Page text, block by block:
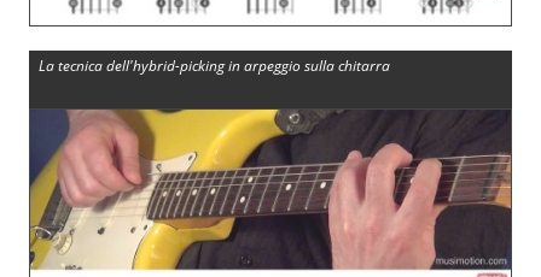
La tecnica dell'hybrid-picking in arpeggio sulla chitarra